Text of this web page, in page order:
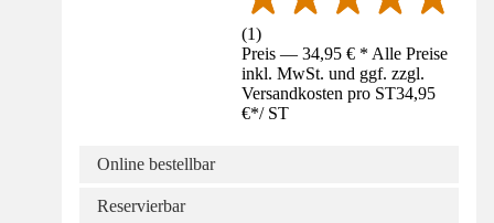
(1)
Preis — 34,95 € * Alle Preise
inkl. MwSt. und ggf. zzgl.
Versandkosten pro ST34,95
€*/ ST
Online bestellbar
Reservierbar